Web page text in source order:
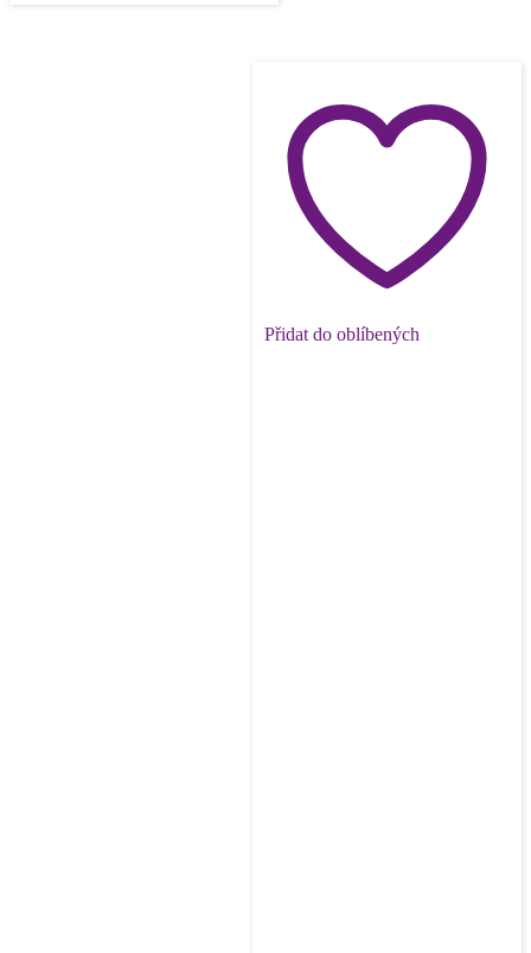
Přidat do oblíbených